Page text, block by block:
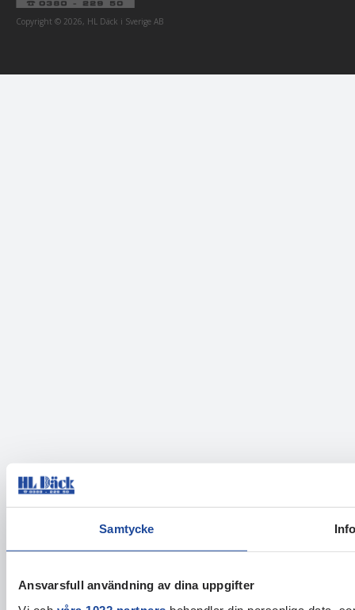
Samtycke
Ansvarsfull användning av dina uppgifter
Copyright © 2026, HL Däck i Sverige AB